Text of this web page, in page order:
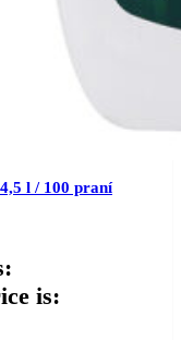
l / 100 praní
is: